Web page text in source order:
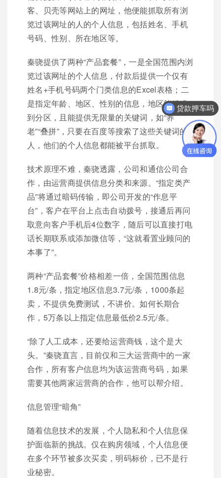
客、贝壳等网站上的网址，他便能抓取所有浏
览过该网址的人的个人信息，包括姓名、手机
号码、性别、所在地区等。
秦骁提供了两种“产品套餐”，一是全国范围内浏
览过该网址的个人信息，付款后提供一个仅有
姓名+手机号码两个门类信息的Excel表格；二
是指定年龄、地区、性别的信息，地区能精准
到分区，且能提供无限量的关键词，如“养
老”“叠拼”，只要在百度等搜索了这些关键词的
人，他们的个人信息都能被平台抓取。
技术原理不难，秦骁透露，公司和通信公司合
作，由运营商提供信息分类和来源。“指定类产
品”将通过暗码传输，即公司开发的“作息平
台”，客户在平台上点击自动拨号，接通后再问
取意向客户手机后4位数字，随后可以直接打电
话长期联系或添加微信等，“这就看置业顾问的
本事了”。
两种“产品套餐”价格相差一倍，全国范围信息
1.8元/条，指定地区信息3.7元/条，1000条起
卖，不提供免费测试，不讲价。如何长期合
作，5万条以上指定信息最低价2.5元/条。
“除了人工成本，还要给运营商钱，这个是大
头。”秦骁直言，目前仅和三大运营商中的一家
合作，所有客户信息均为该运营商号码，如果
需要其他两家运营商的合作，他可以帮介绍。
信息管理“暗角”
随着信息技术的发展，个人隐私和个人信息保
护面临新的挑战。仅在购房领域，个人信息便
在多个环节被多次买卖，明码标价，已不是行
业秘密。
贷款押车吗
你们是怎么收费的呢？